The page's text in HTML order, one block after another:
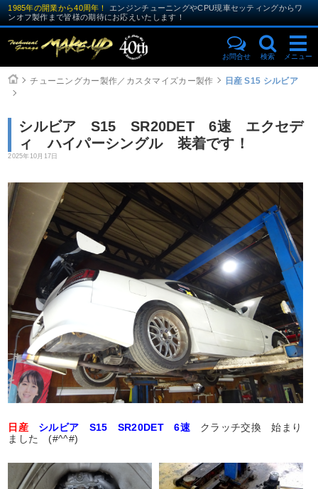
1985年の開業から40周年！
エンジンチューニングやCPU現車セッティングからワ
ンオフ製作まで皆様の期待にお応えいたします！
お問合せ 検索 メニュー
チューニングカー製作／カスタマイズカー製作 日産 S15 シルビア
シルビア S15 SR20DET 6速 エクセデ
ィ ハイパーシングル 装着です！
2025年10月17日
日産 シルビア S15 SR20DET 6速クラッチ交換 始まり
ました (#^^#)